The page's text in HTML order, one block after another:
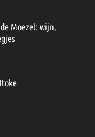
Moezel: wijn,